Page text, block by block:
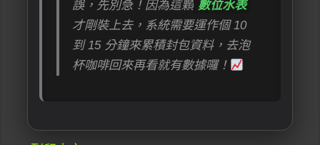
誤，先別急！因為這顆 數位水表
才剛裝上去，系統需要運作個 10
到 15 分鐘來累積封包資料，去泡
杯咖啡回來再看就有數據囉！